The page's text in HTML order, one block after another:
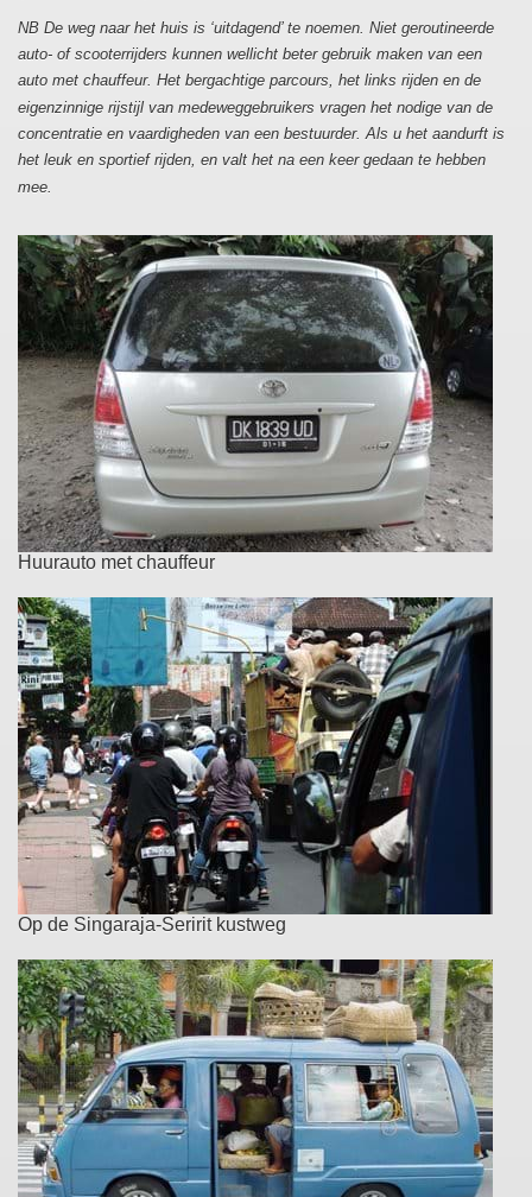
NB De weg naar het huis is ‘uitdagend’ te noemen. Niet geroutineerde
auto- of scooterrijders kunnen wellicht beter gebruik maken van een
auto met chauffeur. Het bergachtige parcours, het links rijden en de
eigenzinnige rijstijl van medeweggebruikers vragen het nodige van de
concentratie en vaardigheden van een bestuurder. Als u het aandurft is
het leuk en sportief rijden, en valt het na een keer gedaan te hebben
mee.
Huurauto met chauffeur
Op de Singaraja-Seririt kustweg